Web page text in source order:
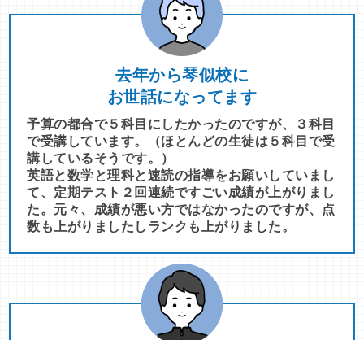
去年から琴似校に
お世話になってます
予算の都合で５科目にしたかったのですが、３科目
で受講しています。（ほとんどの生徒は５科目で受
講しているそうです。）
英語と数学と理科と速読の指導をお願いしていまし
て、定期テスト２回連続ですごい成績が上がりまし
た。元々、成績が悪い方ではなかったのですが、点
数も上がりましたしランクも上がりました。